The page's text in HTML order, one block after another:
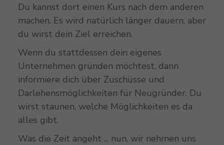
Du kannst dort einen Kurs nach dem anderen
machen. Es wird natürlich länger dauern, aber
du wirst dein Ziel erreichen.
Wenn du stattdessen dein eigenes
Unternehmen gründen möchtest, dann
informiere dich über Zuschüsse und
Darlehensmöglichkeiten für Neugründer. Du
wirst staunen, welche Möglichkeiten es da
alles gibt.
Was die Zeit angeht ... nun, wir nehmen uns